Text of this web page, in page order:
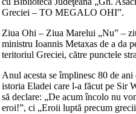
Greciei – TO MEGALO OHI”.
Ziua Ohi – Ziua Marelui „Nu” –
ministru Ioannis Metaxas de a da
teritoriul Greciei, către punctele
Anul acesta se împlinesc 80 de
istoria Eladei care l-a făcut pe Sir
să declare: „De acum încolo nu
eroi!”, ci „Eroii luptă precum